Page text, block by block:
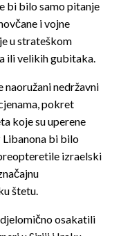
bi bilo samo pitanje
i vojne
u strateškom
ili velikih gubitaka.
naoružani nedržavni
pokret
koje su uperene
Libanona bi bilo
izraelski
štetu.
osakatili